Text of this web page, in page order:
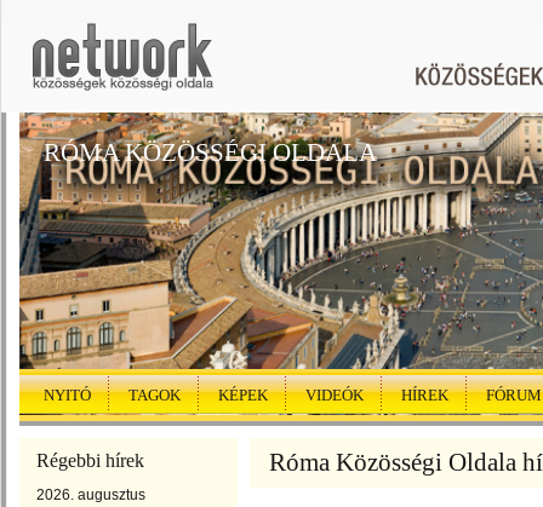
RÓMA KÖZÖSSÉGI OLDALA
NYITÓ TAGOK KÉPEK VIDEÓK HÍREK FÓRUM
Régebbi hírek
2026. augusztus
Róma Közösségi Oldala